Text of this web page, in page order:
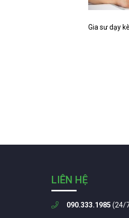
Gia sư dạy
LIÊN HỆ
090.333.1985 (24/